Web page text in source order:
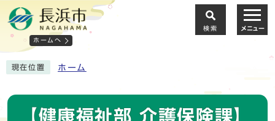
ホームへ
検索 メニュー
現在位置 ホーム
【健康福祉部 介護保険課】